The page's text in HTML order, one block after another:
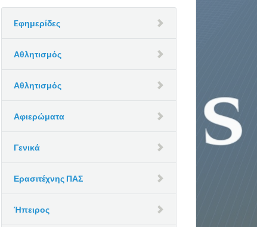
Eφημερίδες
Αθλητισμός
Αθλητισμός
Αφιερώματα
Γενικά
Ερασιτέχνης ΠΑΣ
Ήπειρος